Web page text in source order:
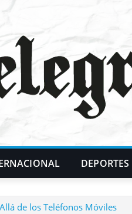
DEPORTES
de los Teléfonos Móviles